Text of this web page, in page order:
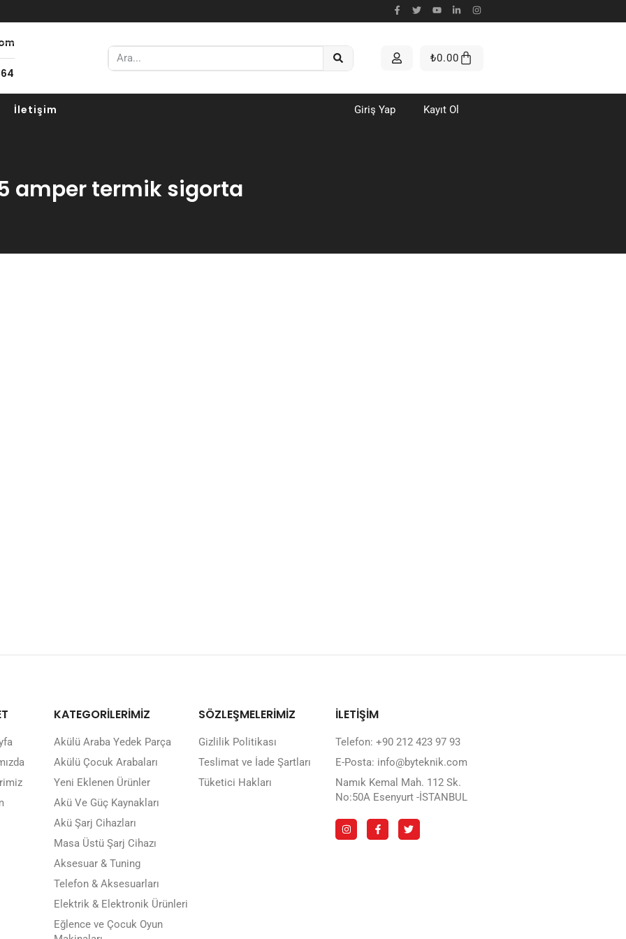
₺0.00
İletişim Giriş Yap Kayıt Ol
amper termik sigorta
KATEGORİLERİMİZ
Akülü Araba Yedek Parça
Akülü Çocuk Arabaları
Yeni Eklenen Ürünler
Akü Ve Güç Kaynakları
Akü Şarj Cihazları
Masa Üstü Şarj Cihazı
Aksesuar & Tuning
Telefon & Aksesuarları
Elektrik & Elektronik Ürünleri
Eğlence ve Çocuk Oyun
SÖZLEŞMELERİMİZ
Gizlilik Politikası
Teslimat ve İade Şartları
Tüketici Hakları
İLETİŞİM
Telefon: +90 212 423 97 93
E-Posta: info@byteknik.com
Namık Kemal Mah. 112 Sk.
No:50A Esenyurt -İSTANBUL